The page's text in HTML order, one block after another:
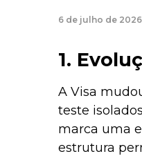
6 de julho de
1.
A Visa
teste
marca uma
estrutura